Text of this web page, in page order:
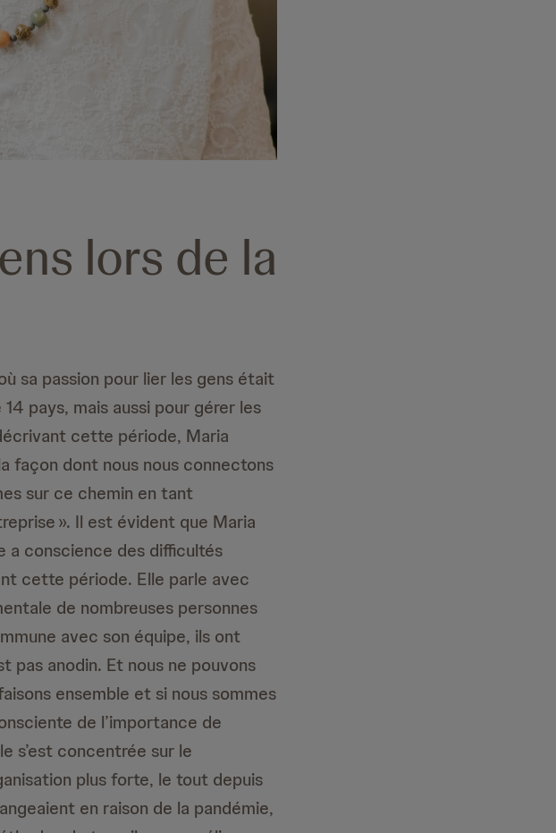
lors de la
sa passion pour lier les gens était
pays, mais aussi pour gérer les
cette période, Maria
façon dont nous nous connectons
sur ce chemin en tant
». Il est évident que Maria
a conscience des difficultés
cette période. Elle parle avec
de nombreuses personnes
avec son équipe, ils ont
pas anodin. Et nous ne pouvons
ensemble et si nous sommes
de l’importance de
s’est concentrée sur le
plus forte, le tout depuis
en raison de la pandémie,